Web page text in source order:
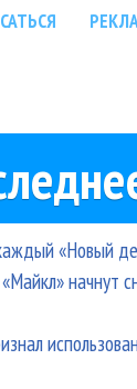
«Новый
начнут